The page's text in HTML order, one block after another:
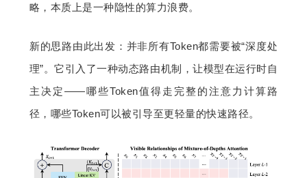
略，本质上是一种隐性的算力浪费。
新的思路由此出发：并非所有Token都需要被“深度处
理”。它引入了一种动态路由机制，让模型在运行时自
主决定——哪些Token值得走完整的注意力计算路
径，哪些Token可以被引导至更轻量的快速路径。